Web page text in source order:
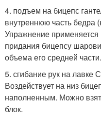
4. подъем на бицепс
внутреннюю часть бедра
Упражнение
придания бицепсу
объема его средней части.
5. сгибание рук на лавке
Воздействует на низ
наполненным. Можно
блок.